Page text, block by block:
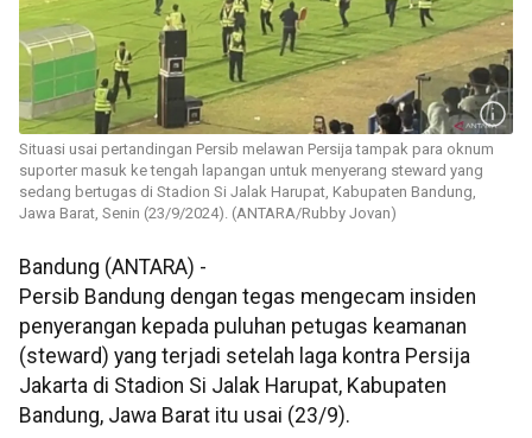
Situasi usai pertandingan Persib melawan Persija tampak para oknum
suporter masuk ke tengah lapangan untuk menyerang steward yang
sedang bertugas di Stadion Si Jalak Harupat, Kabupaten Bandung,
Jawa Barat, Senin (23/9/2024). (ANTARA/Rubby Jovan)
Bandung (ANTARA) -
Persib Bandung dengan tegas mengecam insiden
penyerangan kepada puluhan petugas keamanan
(steward) yang terjadi setelah laga kontra Persija
Jakarta di Stadion Si Jalak Harupat, Kabupaten
Bandung, Jawa Barat itu usai (23/9).